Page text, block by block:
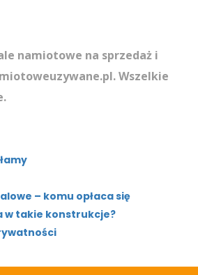
namiotowe na sprzedaż i
Wszelkie
– komu opłaca się
w takie konstrukcje?